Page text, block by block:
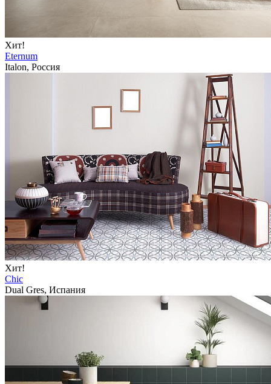
Хит!
Eternum
Italon, Россия
Хит!
Chic
Dual Gres, Испания